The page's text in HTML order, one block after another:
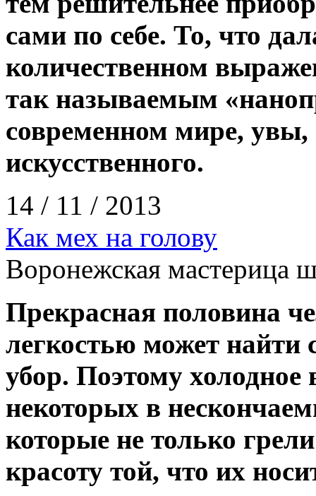
сами по себе. То, что
количественном
так называемым
современном мире,
искусственного.
14 / 11 / 2013
Как мех на голову
Воронежская мастерица
Прекрасная половина
легкостью может найти
убор. Поэтому
некоторых в
которые не только
красоту той, что их